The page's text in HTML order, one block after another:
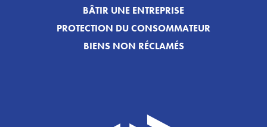
BÂTIR UNE ENTREPRISE
PROTECTION DU CONSOMMATEUR
BIENS NON RÉCLAMÉS